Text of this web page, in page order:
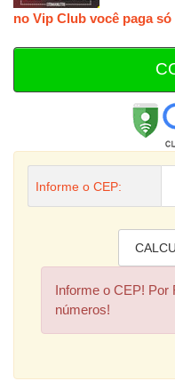
no Vip Club você paga só
Informe o CEP:
Informe o CEP! Por
números!